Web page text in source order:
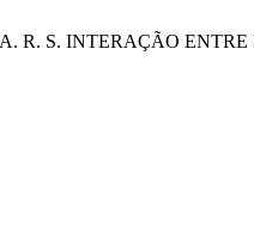
A. R. S. INTERAÇÃO